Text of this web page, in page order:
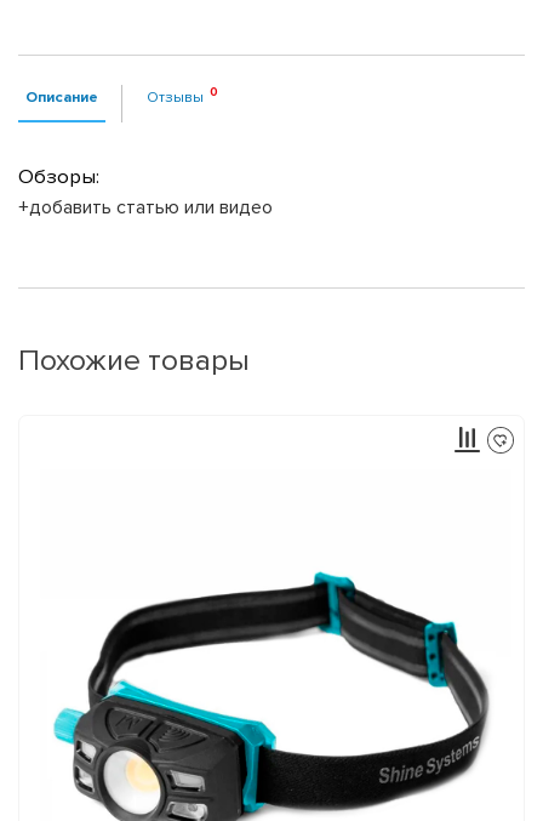
Описание Отзывы
Обзоры:
+добавить статью или видео
Похожие товары